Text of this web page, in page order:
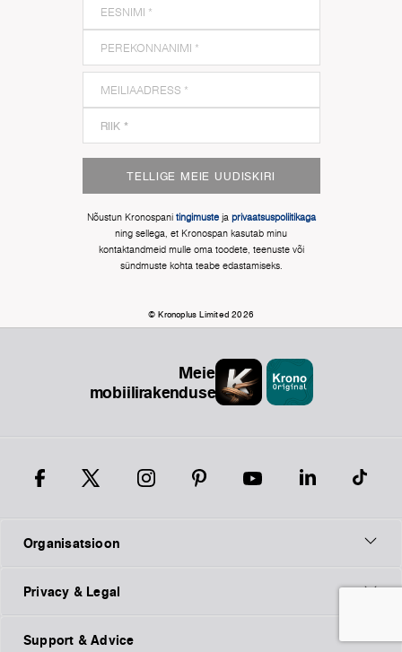
TELLIGE MEIE UUDISKIRI
Nõustun Kronospani tingimusteja privaatsuspoliitikaga
ning sellega, et Kronospan kasutab minu
kontaktandmeid mulle oma toodete, teenuste või
sündmuste kohta teabe edastamiseks.
© Kronoplus Limited 2026
Meie
mobiilirakendused
Organisatsioon
Privacy & Legal
Support & Advice